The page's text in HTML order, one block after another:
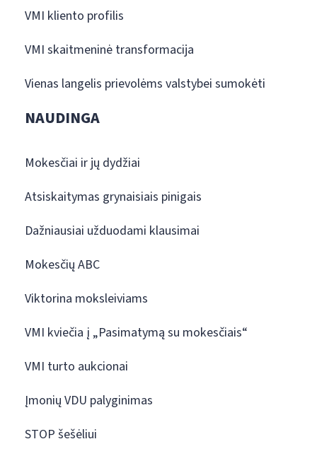
VMI kliento profilis
VMI skaitmeninė transformacija
Vienas langelis prievolėms valstybei sumokėti
NAUDINGA
Mokesčiai ir jų dydžiai
Atsiskaitymas grynaisiais pinigais
Dažniausiai užduodami klausimai
Mokesčių ABC
Viktorina moksleiviams
VMI kviečia į „Pasimatymą su mokesčiais“
VMI turto aukcionai
Įmonių VDU palyginimas
STOP šešėliui